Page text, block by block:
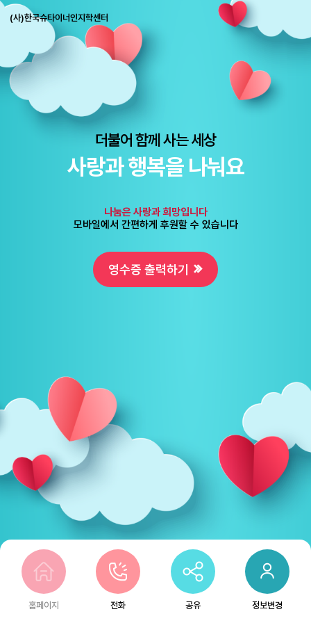
(사)한국슈타이너인지학센터
더불어 함께 사는 세상
사랑과 행복을 나눠요
나눔은 사랑과 희망입니다
모바일에서 간편하게 후원할 수 있습니다
영수증 출력하기
홈페이지 전화 공유 정보변경